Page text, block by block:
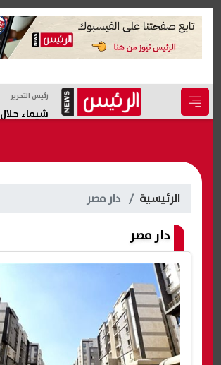
رئيس التحرير
شيماء جلال
الرئيسية دار مصر
دار مصر